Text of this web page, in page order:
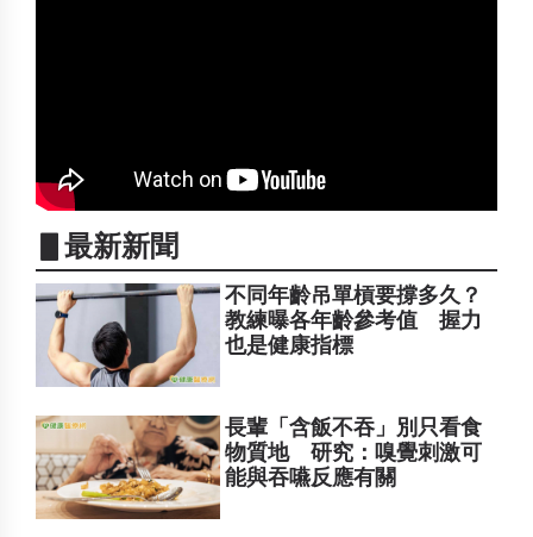
▋最新新聞
不同年齡吊單槓要撐多久？
教練曝各年齡參考值 握力
也是健康指標
長輩「含飯不吞」別只看食
物質地 研究：嗅覺刺激可
能與吞嚥反應有關